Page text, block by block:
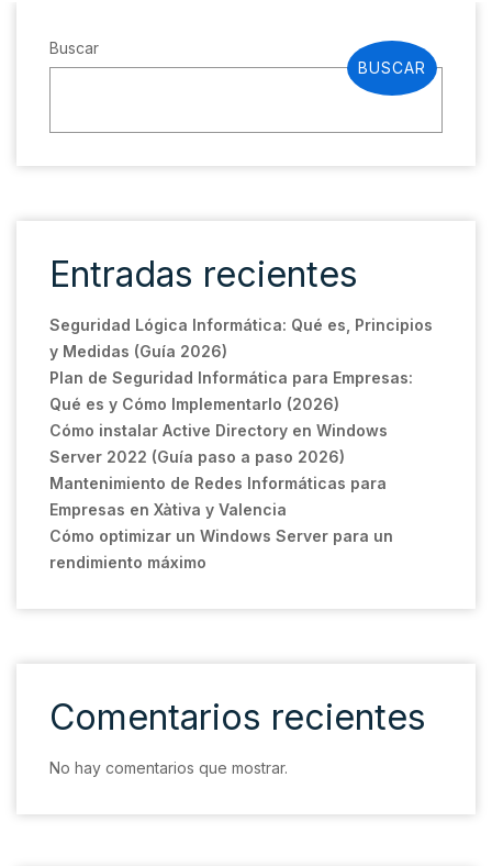
Buscar
BUSCAR
Entradas recientes
Seguridad Lógica Informática: Qué es, Principios
y Medidas (Guía 2026)
Plan de Seguridad Informática para Empresas:
Qué es y Cómo Implementarlo (2026)
Cómo instalar Active Directory en Windows
Server 2022 (Guía paso a paso 2026)
Mantenimiento de Redes Informáticas para
Empresas en Xàtiva y Valencia
Cómo optimizar un Windows Server para un
rendimiento máximo
Comentarios recientes
No hay comentarios que mostrar.